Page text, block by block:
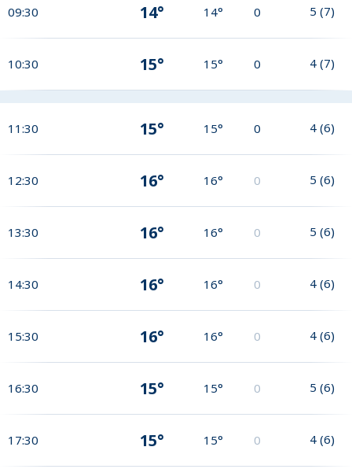
09:30 14° 14° 0 5 (7)
10:30 15° 15° 0 4 (7)
11:30 15° 15° 0 4 (6)
12:30 16° 16° 0 5 (6)
13:30 16° 16° 0 5 (6)
14:30 16° 16° 0 4 (6)
15:30 16° 16° 0 4 (6)
16:30 15° 15° 0 5 (6)
17:30 15° 15° 0 4 (6)